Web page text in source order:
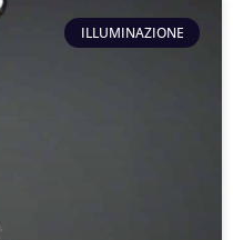
ILLUMINAZIONE